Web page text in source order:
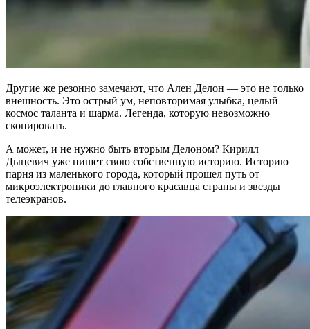
Другие же резонно замечают, что Ален Делон — это не только
внешность. Это острый ум, неповторимая улыбка, целый
космос таланта и шарма. Легенда, которую невозможно
скопировать.
А может, и не нужно быть вторым Делоном? Кирилл
Дыцевич уже пишет свою собственную историю. Историю
парня из маленького города, который прошел путь от
микроэлектроники до главного красавца страны и звезды
телеэкранов.